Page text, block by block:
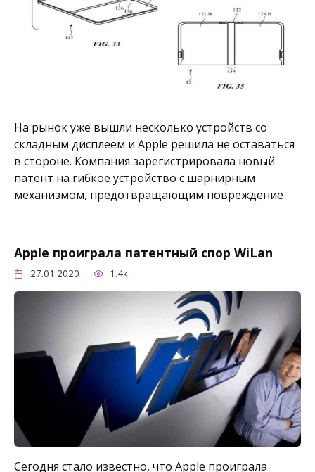
На рынок уже вышли несколько устройств со
складным дисплеем и Apple решила не оставаться
в стороне. Компания зарегистрировала новый
патент на гибкое устройство с шарнирным
механизмом, предотвращающим повреждение
Apple проиграла патентный спор WiLan
27.01.2020 1.4к.
Сегодня стало известно, что Apple проиграла